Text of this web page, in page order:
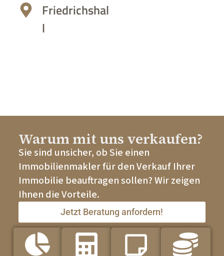
Friedrichshal
l
Warum mit uns verkaufen?
Sie sind unsicher, ob Sie einen
Immobilienmakler für den Verkauf Ihrer
Immobilie beauftragen sollen? Wir zeigen
Ihnen die Vorteile.
Jetzt Beratung anfordern!